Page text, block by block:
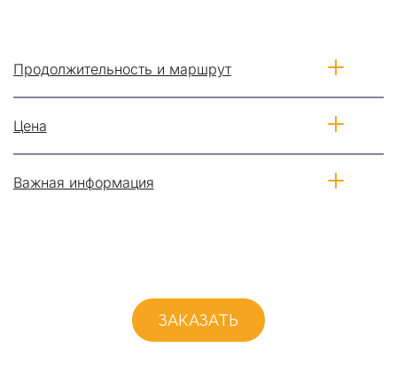
Продолжительность и маршрут
Цена
Важная информация
ЗАКАЗАТЬ